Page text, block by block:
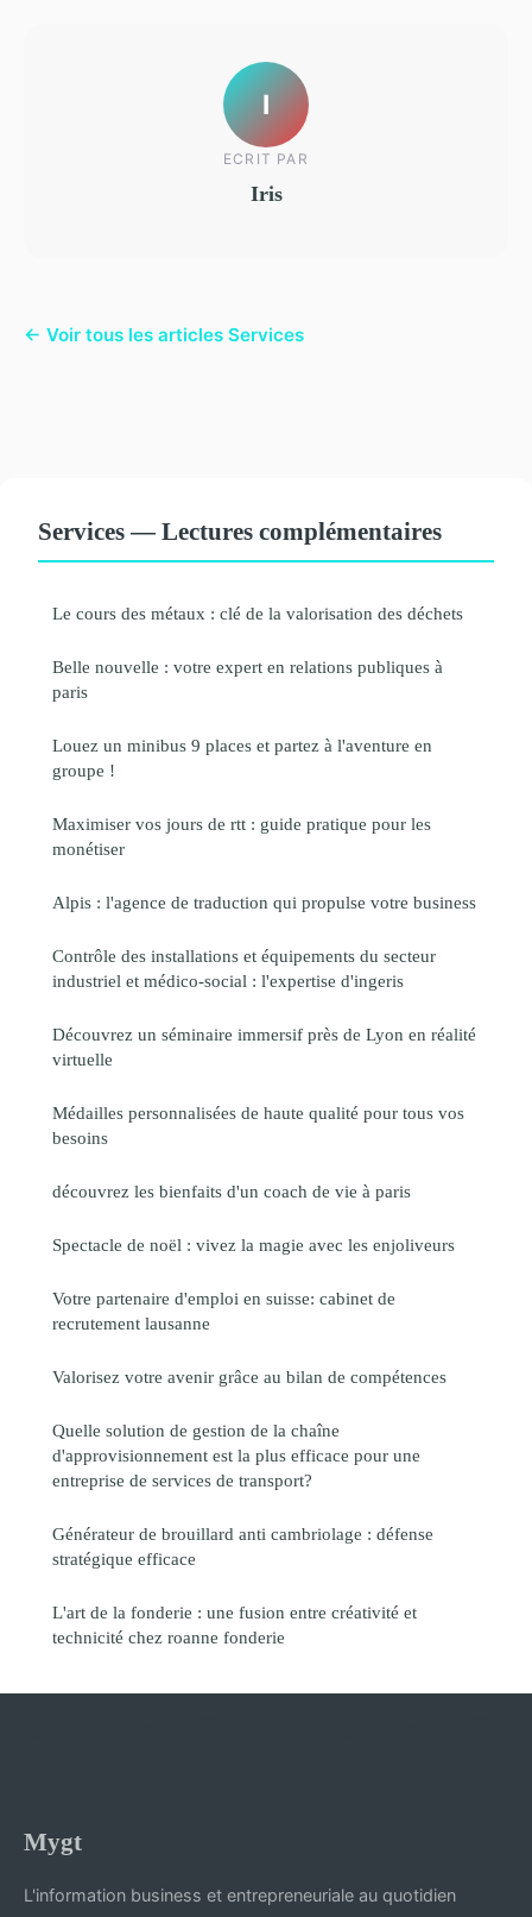
I
ECRIT PAR
Iris
← Voir tous les articles Services
Services — Lectures complémentaires
Le cours des métaux : clé de la valorisation des déchets
Belle nouvelle : votre expert en relations publiques à
paris
Louez un minibus 9 places et partez à l'aventure en
groupe !
Maximiser vos jours de rtt : guide pratique pour les
monétiser
Alpis : l'agence de traduction qui propulse votre business
Contrôle des installations et équipements du secteur
industriel et médico-social : l'expertise d'ingeris
Découvrez un séminaire immersif près de Lyon en réalité
virtuelle
Médailles personnalisées de haute qualité pour tous vos
besoins
découvrez les bienfaits d'un coach de vie à paris
Spectacle de noël : vivez la magie avec les enjoliveurs
Votre partenaire d'emploi en suisse: cabinet de
recrutement lausanne
Valorisez votre avenir grâce au bilan de compétences
Quelle solution de gestion de la chaîne
d'approvisionnement est la plus efficace pour une
entreprise de services de transport?
Générateur de brouillard anti cambriolage : défense
stratégique efficace
L'art de la fonderie : une fusion entre créativité et
technicité chez roanne fonderie
Mygt
L'information business et entrepreneuriale au quotidien